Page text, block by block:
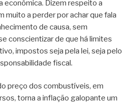
econômica. Dizem respeito a
muito a perder por achar que fala
de causa, sem
conscientizar de que há limites
impostos seja pela lei, seja pelo
fiscal.
preço dos combustíveis, em
torna a inflação galopante um